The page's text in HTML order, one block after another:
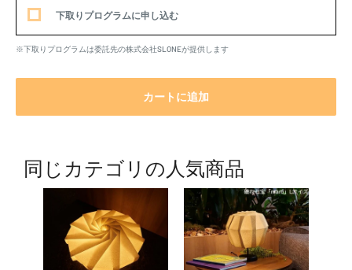
下取りプログラムに申し込む
※下取りプログラムは委託先の株式会社SLONEが提供します
カートに追加
同じカテゴリの人気商品